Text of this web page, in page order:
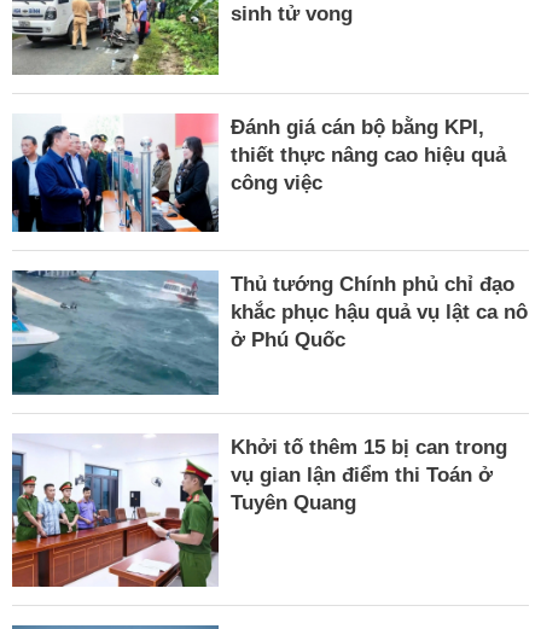
sinh tử vong
Đánh giá cán bộ bằng KPI,
thiết thực nâng cao hiệu quả
công việc
Thủ tướng Chính phủ chỉ đạo
khắc phục hậu quả vụ lật ca nô
ở Phú Quốc
Khởi tố thêm 15 bị can trong
vụ gian lận điểm thi Toán ở
Tuyên Quang